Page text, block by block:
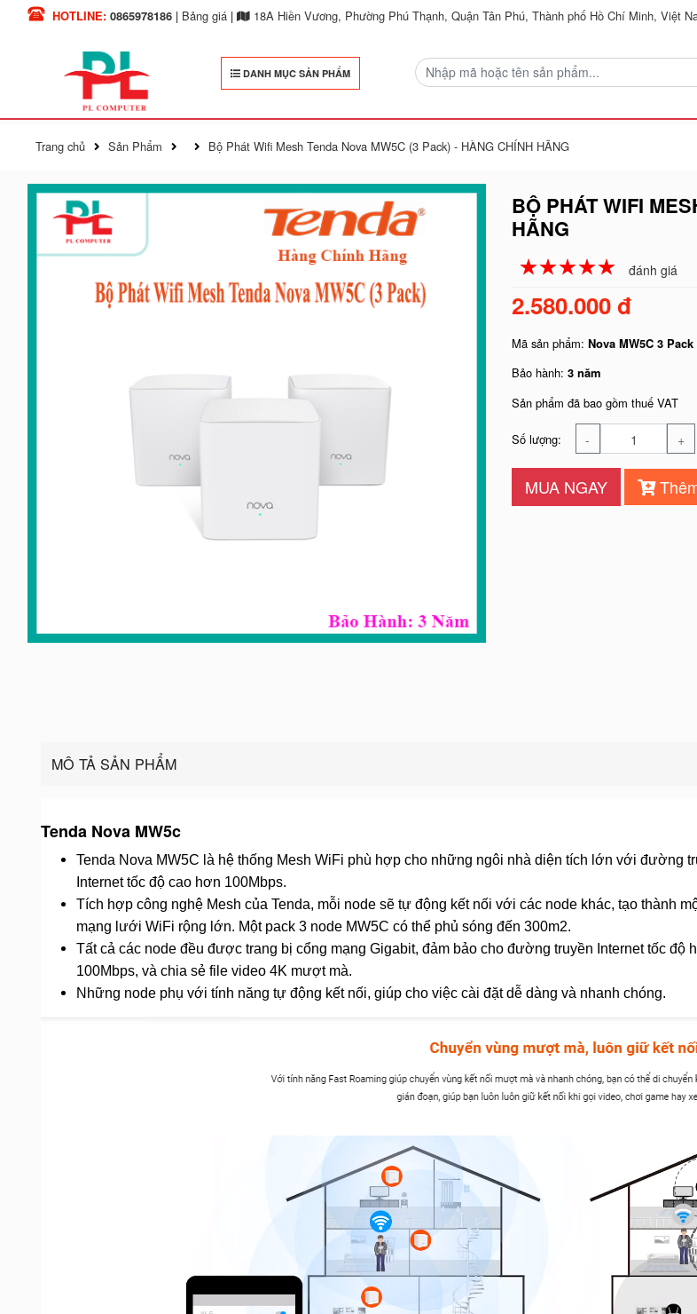
HOTLINE: 0865978186| Bảng giá| 18A Hiền Vương, Phường Phú Thạnh, Quận Tân Phú, Thành phố Hồ Chí Minh, Việt
DANH MỤC SẢN PHẨM
Trang chủ Sản Phẩm Bộ Phát Wifi Mesh Tenda Nova MW5C (3 Pack) - HÀNG CHÍNH HÃNG
BỘ PHÁT WIFI
HÃNG
☆☆☆☆☆
★★★★★ đánh giá
2.580.000 đ
Mã sản phẩm: Nova MW5C 3 Pack
Bảo hành: 3 năm
Sản phẩm đã bao gồm thuế VAT
Số lượng: - +
MUA NGAY
MÔ TẢ SẢN PHẨM
Tenda Nova MW5c
Tenda Nova MW5C là hệ thống Mesh WiFi phù hợp cho những ngôi nhà diện tích lớn với đường
Internet tốc độ cao hơn 100Mbps.
Tích hợp công nghệ Mesh của Tenda, mỗi node sẽ tự động kết nối với các node khác, tạo thành
mạng lưới WiFi rộng lớn. Một pack 3 node MW5C có thể phủ sóng đến 300m2.
Tất cả các node đều được trang bị cổng mạng Gigabit, đảm bảo cho đường truyền Internet tốc độ
100Mbps, và chia sẻ file video 4K mượt mà.
Những node phụ với tính năng tự động kết nối, giúp cho việc cài đặt dễ dàng và nhanh chóng.